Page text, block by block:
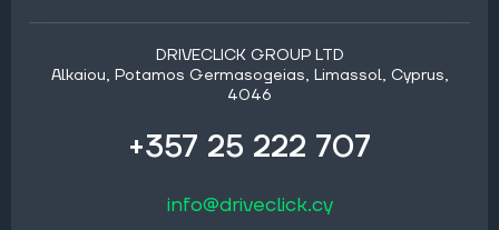
DRIVECLICK GROUP LTD
Alkaiou, Potamos Germasogeias, Limassol, Cyprus,
4046
+357 25 222 707
info@driveclick.cy